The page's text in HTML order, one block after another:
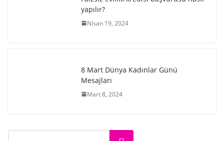
yapılır?
Nisan 19, 2024
8 Mart Dünya Kadınlar Günü
Mesajları
Mart 8, 2024